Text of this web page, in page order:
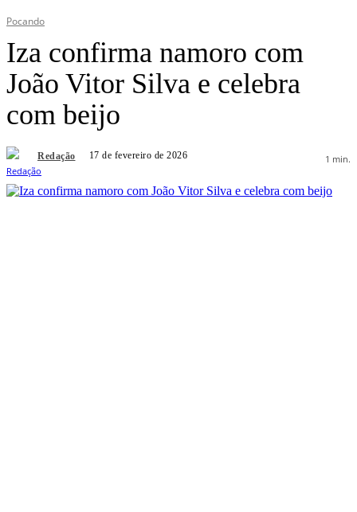
Pocando
Iza confirma namoro com
João Vitor Silva e celebra
com beijo
Redação 17 de fevereiro de 2026 1 min.